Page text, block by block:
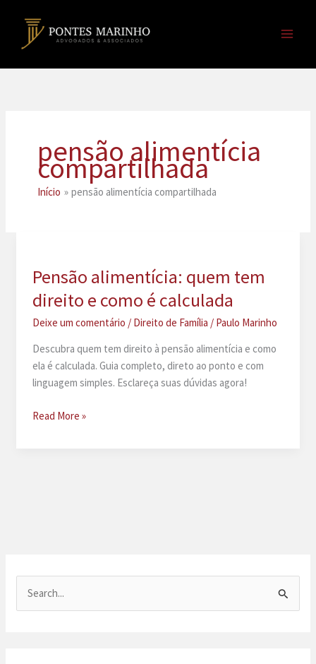
pensão alimentícia
compartilhada
Início pensão alimentícia compartilhada
Pensão alimentícia: quem tem
direito e como é calculada
Deixe um comentário / Direito de Família / Paulo Marinho
Descubra quem tem direito à pensão alimentícia e como
ela é calculada. Guia completo, direto ao ponto e com
linguagem simples. Esclareça suas dúvidas agora!
Pensão
Read More »